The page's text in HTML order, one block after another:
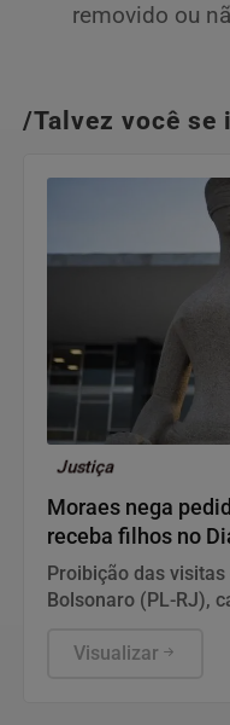
removido ou
/Talvez você se
Justiça
Moraes nega
receba filhos no
Proibição das
Bolsonaro (PL-RJ),
uma carta
Visualizar